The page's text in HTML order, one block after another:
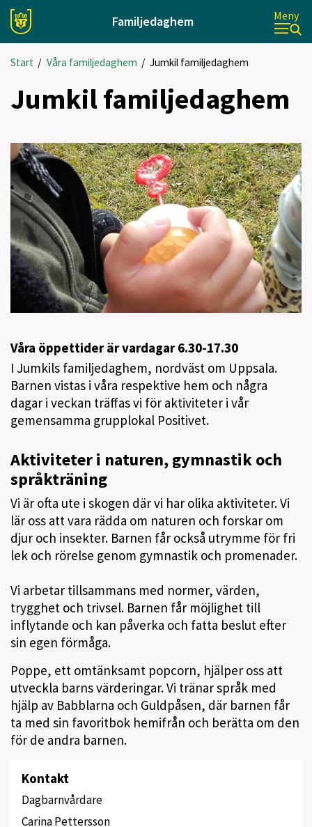
Familjedaghem Meny
Start / Våra familjedaghem / Jumkil familjedaghem
Jumkil familjedaghem
Våra öppettider är vardagar 6.30-17.30
I Jumkils familjedaghem, nordväst om Uppsala.
Barnen vistas i våra respektive hem och några
dagar i veckan träffas vi för aktiviteter i vår
gemensamma grupplokal Positivet.
Aktiviteter i naturen, gymnastik och
språkträning
Vi är ofta ute i skogen där vi har olika aktiviteter. Vi
lär oss att vara rädda om naturen och forskar om
djur och insekter. Barnen får också utrymme för fri
lek och rörelse genom gymnastik och promenader.
Vi arbetar tillsammans med normer, värden,
trygghet och trivsel. Barnen får möjlighet till
inflytande och kan påverka och fatta beslut efter
sin egen förmåga.
Poppe, ett omtänksamt popcorn, hjälper oss att
utveckla barns värderingar. Vi tränar språk med
hjälp av Babblarna och Guldpåsen, där barnen får
ta med sin favoritbok hemifrån och berätta om den
för de andra barnen.
Kontakt
Dagbarnvårdare
Carina Pettersson